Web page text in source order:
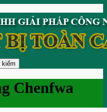
Chenfwa